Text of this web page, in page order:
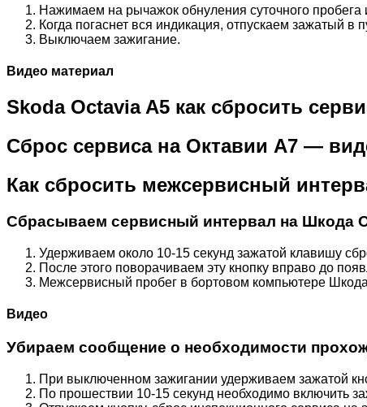
Нажимаем на рычажок обнуления суточного пробега
Когда погаснет вся индикация, отпускаем зажатый
Выключаем зажигание.
Видео материал
Skoda Octavia A5 как сбросить
Сброс сервиса на Октавии А7 —
Как сбросить межсервисный
Сбрасываем сервисный интервал на Шкода
Удерживаем около 10-15 секунд зажатой клавишу
После этого поворачиваем эту кнопку вправо до
Межсервисный пробег в бортовом компьютере
Видео
Убираем сообщение о необходимости
При выключенном зажигании удерживаем зажатой
По прошествии 10-15 секунд необходимо включить